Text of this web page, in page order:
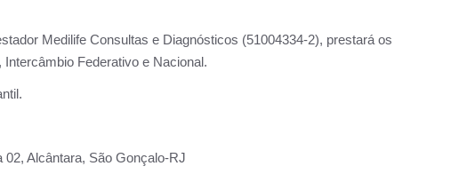
Medilife Consultas e Diagnósticos (51004334-2), prestará os
Intercâmbio Federativo e Nacional.
02, Alcântara, São Gonçalo-RJ